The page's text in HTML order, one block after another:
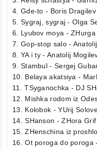
4. Gde-to - Boris Dragilev
5. Sygraj, sygraj - Olga
6. Lyubov moya - ZHurga
7. Gop-stop salo -
8. YA i ty - Anatolij
9. Stambul - Sergej
10. Belaya akatsiya -
11. TSyganochka - DJ
12. Mishka rodom iz
13. Kolobok - YUrij
14. SHanson - ZHora Grif
15. ZHenschina iz
16. Ot poroga do poroga